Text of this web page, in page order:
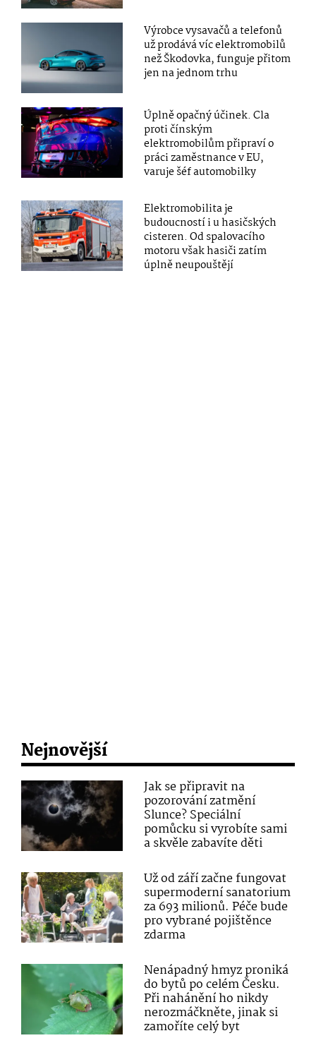
Výrobce vysavačů a telefonů
už prodává víc elektromobilů
než Škodovka, funguje přitom
jen na jednom trhu
Úplně opačný účinek. Cla
proti čínským
elektromobilům připraví o
práci zaměstnance v EU,
varuje šéf automobilky
Elektromobilita je
budoucností i u hasičských
cisteren. Od spalovacího
motoru však hasiči zatím
úplně neupouštějí
Nejnovější
Jak se připravit na
pozorování zatmění
Slunce? Speciální
pomůcku si vyrobíte sami
a skvěle zabavíte děti
Už od září začne fungovat
supermoderní sanatorium
za 693 milionů. Péče bude
pro vybrané pojištěnce
zdarma
Nenápadný hmyz proniká
do bytů po celém Česku.
Při nahánění ho nikdy
nerozmáčkněte, jinak si
zamoříte celý byt